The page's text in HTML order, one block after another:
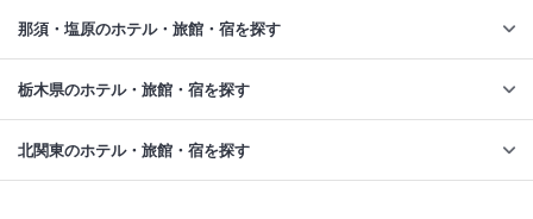
那須・塩原のホテル・旅館・宿を探す
栃木県のホテル・旅館・宿を探す
北関東のホテル・旅館・宿を探す